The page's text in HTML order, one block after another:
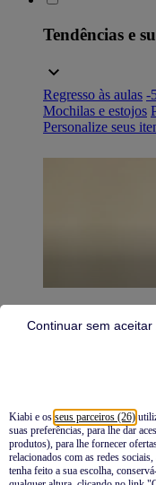
Kiabi e os seus parceiros (26)
suas preferências, para lhe dar
produtos), para lhe fornecer
relacionados com as redes
tenha feito a sua escolha,
Continuar sem aceitar
Tendências e
Regresso às aulas -
Mochilas e estojos
Personalize seus
Novidades